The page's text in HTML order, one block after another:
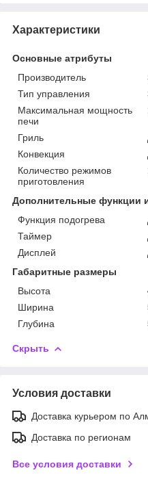
Характеристики
Основные атрибуты
Производитель
Тип управления
Максимальная мощность
печи
Гриль
Конвекция
Количество режимов
приготовления
Дополнительные функции
Функция подогрева
Таймер
Дисплей
Габаритные размеры
Высота
Ширина
Глубина
Скрыть
Условия доставки
Доставка курьером по
Доставка по регионам
Все условия доставки